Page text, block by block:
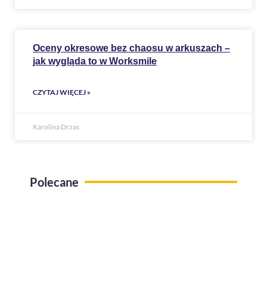
Oceny okresowe bez chaosu w arkuszach –
jak wygląda to w Worksmile
CZYTAJ WIĘCEJ »
Karolina Drzas
Polecane